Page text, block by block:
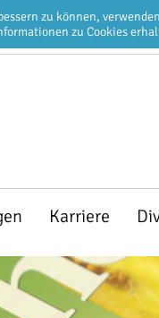
zu können,
zu Cookies
Karriere